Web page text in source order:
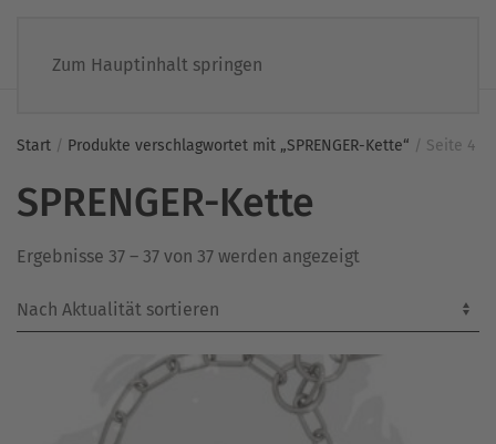
Zum Hauptinhalt springen
Start / Produkte verschlagwortet mit „SPRENGER-Kette“ / Seite 4
SPRENGER-Kette
Ergebnisse 37 – 37 von 37 werden angezeigt